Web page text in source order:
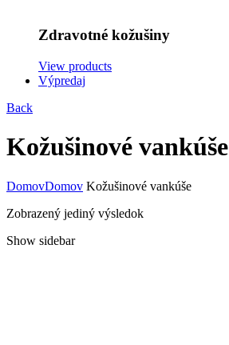
Zdravotné kožušiny
View products
Výpredaj
Back
Kožušinové vankúše
DomovDomov Kožušinové vankúše
Zobrazený jediný výsledok
Show sidebar